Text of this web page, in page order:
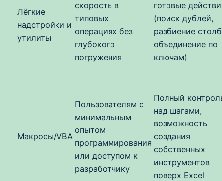
Лёгкие
надстройки и
утилиты
скорость в
типовых
операциях без
глубокого
погружения
готовые
(поиск дублей,
разбиение
объединение по
ключам)
Макросы/VBA
Пользователям с
минимальным
опытом
программирования
или доступом к
разработчику
Полный
над шагами,
возможность
создания
собственных
инструментов
поверх Excel